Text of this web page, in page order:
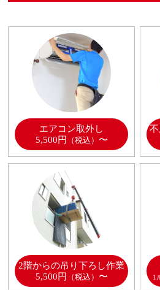
エアコン取外し
5,500円 （税込） 〜
2階からの吊り下ろし作業
5,500円
（税込） 〜 1